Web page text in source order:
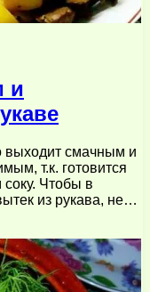
и
выходит смачным и
т.к. готовится
Чтобы в
из рукава, не…